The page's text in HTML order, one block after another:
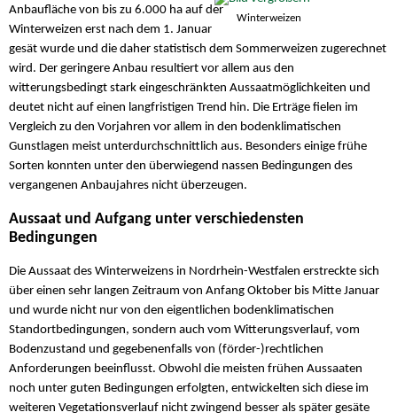
Winterweizen
Anbaufläche von bis zu 6.000 ha auf der
Winterweizen erst nach dem 1. Januar
gesät wurde und die daher statistisch dem Sommerweizen zugerechnet
wird. Der geringere Anbau resultiert vor allem aus den
witterungsbedingt stark eingeschränkten Aussaatmöglichkeiten und
deutet nicht auf einen langfristigen Trend hin. Die Erträge fielen im
Vergleich zu den Vorjahren vor allem in den bodenklimatischen
Gunstlagen meist unterdurchschnittlich aus. Besonders einige frühe
Sorten konnten unter den überwiegend nassen Bedingungen des
vergangenen Anbaujahres nicht überzeugen.
Aussaat und Aufgang unter verschiedensten
Bedingungen
Die Aussaat des Winterweizens in Nordrhein-Westfalen erstreckte sich
über einen sehr langen Zeitraum von Anfang Oktober bis Mitte Januar
und wurde nicht nur von den eigentlichen bodenklimatischen
Standortbedingungen, sondern auch vom Witterungsverlauf, vom
Bodenzustand und gegebenenfalls von (förder-)rechtlichen
Anforderungen beeinflusst. Obwohl die meisten frühen Aussaaten
noch unter guten Bedingungen erfolgten, entwickelten sich diese im
weiteren Vegetationsverlauf nicht zwingend besser als später gesäte